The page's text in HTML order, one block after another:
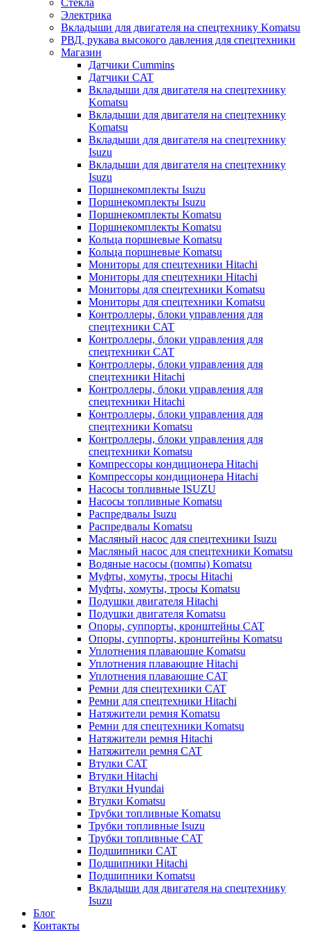
Стекла
Электрика
Вкладыши для двигателя на спецтехнику Komatsu
РВД, рукава высокого давления для спецтехники
Магазин
Датчики Cummins
Датчики CAT
Вкладыши для двигателя на спецтехнику
Komatsu
Вкладыши для двигателя на спецтехнику
Komatsu
Вкладыши для двигателя на спецтехнику
Isuzu
Вкладыши для двигателя на спецтехнику
Isuzu
Поршнекомплекты Isuzu
Поршнекомплекты Isuzu
Поршнекомплекты Komatsu
Поршнекомплекты Komatsu
Кольца поршневые Komatsu
Кольца поршневые Komatsu
Мониторы для спецтехники Hitachi
Мониторы для спецтехники Hitachi
Мониторы для спецтехники Komatsu
Мониторы для спецтехники Komatsu
Контроллеры, блоки управления для
спецтехники CAT
Контроллеры, блоки управления для
спецтехники CAT
Контроллеры, блоки управления для
спецтехники Hitachi
Контроллеры, блоки управления для
спецтехники Hitachi
Контроллеры, блоки управления для
спецтехники Komatsu
Контроллеры, блоки управления для
спецтехники Komatsu
Компрессоры кондиционера Hitachi
Компрессоры кондиционера Hitachi
Насосы топливные ISUZU
Насосы топливные Komatsu
Распредвалы Isuzu
Распредвалы Komatsu
Масляный насос для спецтехники Isuzu
Масляный насос для спецтехники Komatsu
Водяные насосы (помпы) Komatsu
Муфты, хомуты, тросы Hitachi
Муфты, хомуты, тросы Komatsu
Подушки двигателя Hitachi
Подушки двигателя Komatsu
Опоры, суппорты, кронштейны CAT
Опоры, суппорты, кронштейны Komatsu
Уплотнения плавающие Komatsu
Уплотнения плавающие Hitachi
Уплотнения плавающие CAT
Ремни для спецтехники CAT
Ремни для спецтехники Hitachi
Натяжители ремня Komatsu
Ремни для спецтехники Komatsu
Натяжители ремня Hitachi
Натяжители ремня CAT
Втулки CAT
Втулки Hitachi
Втулки Hyundai
Втулки Komatsu
Трубки топливные Komatsu
Трубки топливные Isuzu
Трубки топливные CAT
Подшипники CAT
Подшипники Hitachi
Подшипники Komatsu
Вкладыши для двигателя на спецтехнику
Isuzu
Блог
Контакты